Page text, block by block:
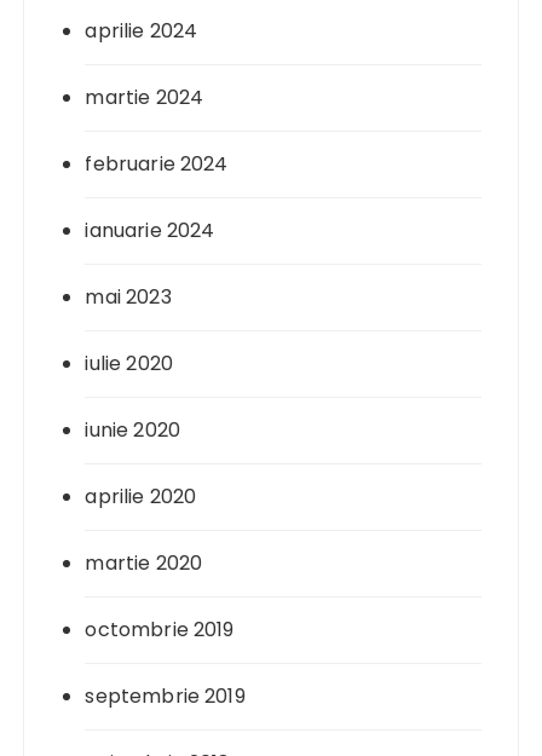
aprilie 2024
martie 2024
februarie 2024
ianuarie 2024
mai 2023
iulie 2020
iunie 2020
aprilie 2020
martie 2020
octombrie 2019
septembrie 2019